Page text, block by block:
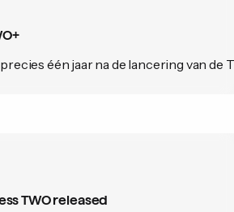
één jaar na de lancering van
TWO released